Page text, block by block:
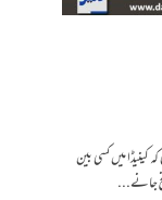
میں کسی بین
جانے...